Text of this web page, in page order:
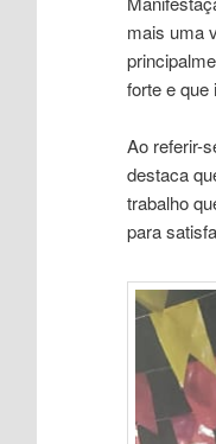
mais uma
forte e que
Ao referir-
destaca
trabalho
para